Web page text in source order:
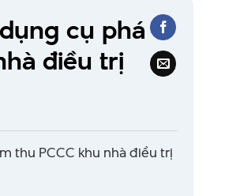
cụ phá
điều trị
thu PCCC khu nhà điều trị